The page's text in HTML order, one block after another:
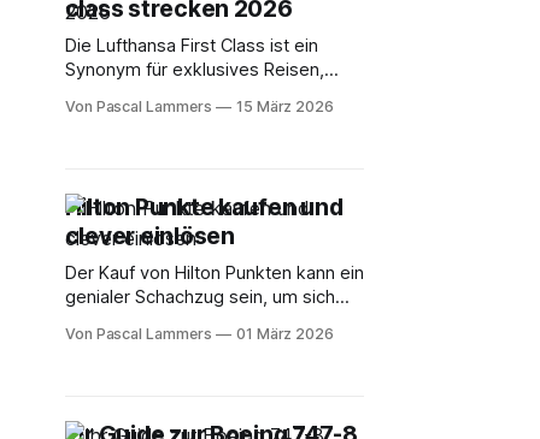
Karte, sondern mit einer Premium-
class strecken 2026
Die Lufthansa First Class ist ein
Synonym für exklusives Reisen,
Premium-Erlebnis überhaupt noch
entscheidend, den Überblick zu
behalten, um dieses besondere
Produkt gezielt buchen zu können.
Dieser Artikel ist Ihr detaillierter
Kompass durch das Netz
Von Pascal Lammers 15 März 2026
Hilton Punkte kaufen und
clever einlösen
Der Kauf von Hilton Punkten kann ein
genialer Schachzug sein, um sich
Bruchteil des eigentlichen Preises
eine der regelmäßigen 100-%-
Von Pascal Lammers 01 März 2026